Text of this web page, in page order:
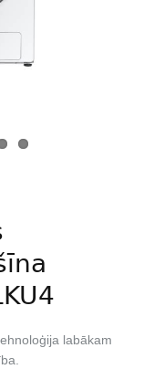
labākam